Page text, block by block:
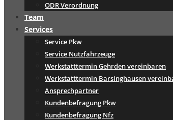
ODR Verordnung
Team
Services
Service Pkw
Service Nutzfahrzeuge
Werkstatttermin Gehrden vereinbaren
Werkstatttermin Barsinghausen
Ansprechpartner
Kundenbefragung Pkw
Kundenbefragung Nfz